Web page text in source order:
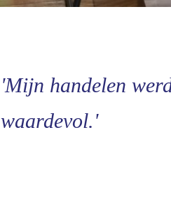
'Mijn handelen
waardevol.'